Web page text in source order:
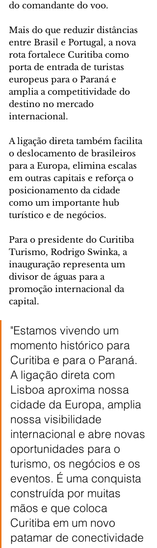
do comandante do voo.
Mais do que reduzir distâncias
entre Brasil e Portugal, a nova
rota fortalece Curitiba como
porta de entrada de turistas
europeus para o Paraná e
amplia a competitividade do
destino no mercado
internacional.
A ligação direta também facilita
o deslocamento de brasileiros
para a Europa, elimina escalas
em outras capitais e reforça o
posicionamento da cidade
como um importante hub
turístico e de negócios.
Para o presidente do Curitiba
Turismo, Rodrigo Swinka, a
inauguração representa um
divisor de águas para a
promoção internacional da
capital.
"Estamos vivendo um
momento histórico para
Curitiba e para o Paraná.
A ligação direta com
Lisboa aproxima nossa
cidade da Europa, amplia
nossa visibilidade
internacional e abre novas
oportunidades para o
turismo, os negócios e os
eventos. É uma conquista
construída por muitas
mãos e que coloca
Curitiba em um novo
patamar de conectividade